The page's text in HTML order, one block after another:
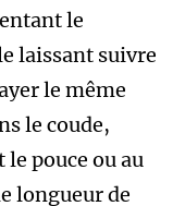
le
laissant suivre
le même
le coude,
pouce ou au
longueur de